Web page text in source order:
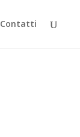
Contatti